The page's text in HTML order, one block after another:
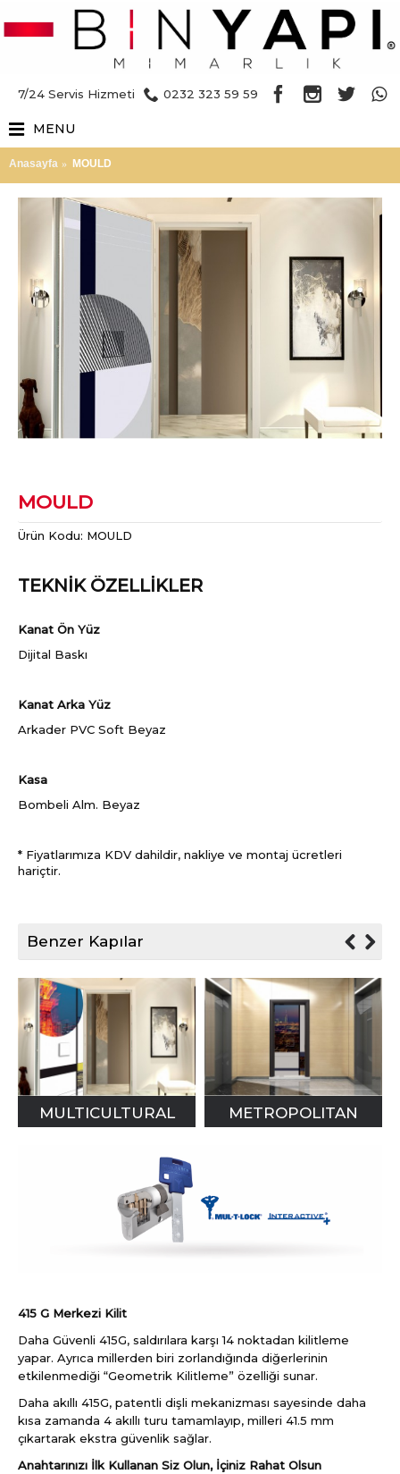
7/24 Servis Hizmeti 0232 323 59 59
MENU
Anasayfa MOULD
MOULD
Ürün Kodu: MOULD
TEKNİK ÖZELLİKLER
Kanat Ön Yüz
Dijital Baskı
Kanat Arka Yüz
Arkader PVC Soft Beyaz
Kasa
Bombeli Alm. Beyaz
* Fiyatlarımıza KDV dahildir, nakliye ve montaj ücretleri
hariçtir.
Benzer Kapılar
MULTICULTURAL METROPOLITAN
415 G Merkezi Kilit
Daha Güvenli 415G, saldırılara karşı 14 noktadan kilitleme
yapar. Ayrıca millerden biri zorlandığında diğerlerinin
etkilenmediği “Geometrik Kilitleme” özelliği sunar.
Daha akıllı 415G, patentli dişli mekanizması sayesinde daha
kısa zamanda 4 akıllı turu tamamlayıp, milleri 41.5 mm
çıkartarak ekstra güvenlik sağlar.
Anahtarınızı İlk Kullanan Siz Olun, İçiniz Rahat Olsun